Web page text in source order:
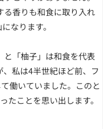
る香りも和食に取り入れ
なります。
「柚子」は和食を代表
私は4半世紀ほど前、フ
働いていました。このと
たことを思い出します。